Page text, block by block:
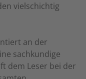
vielschichtig
an der
sachkundige
dem Leser bei der